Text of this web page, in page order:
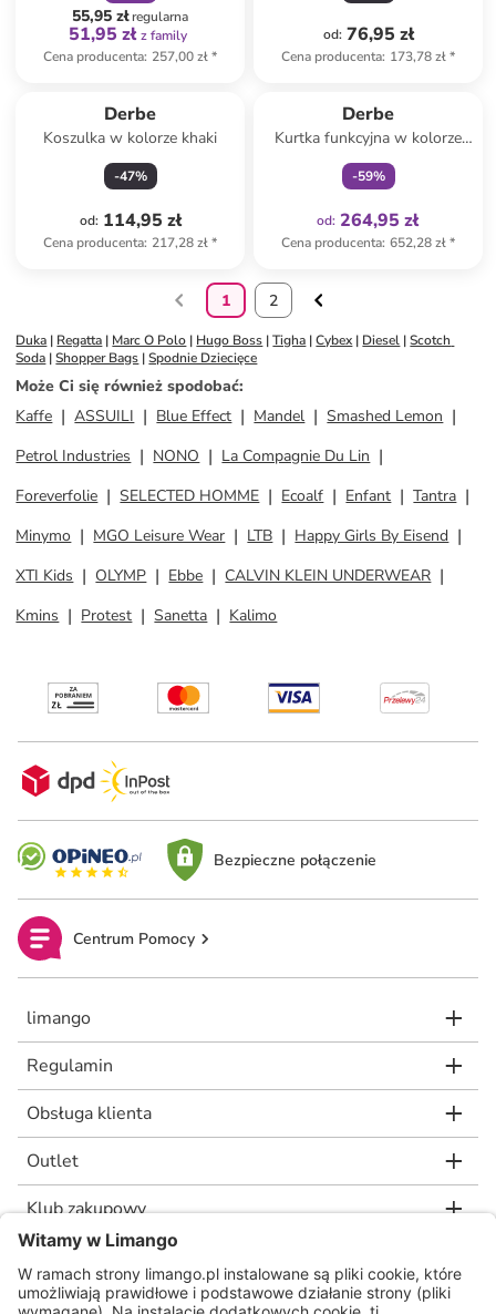
55,95 złregularna
51,95 zł z family
Cena producenta: 257,00 zł*
od: 76,95 zł
Cena producenta: 173,78 zł*
Derbe
Koszulka w kolorze khaki
-47%
od: 114,95 zł
Cena producenta: 217,28 zł*
Derbe
Kurtka funkcyjna w kolorze
khaki
-59%
od: 264,95 zł
Cena producenta: 652,28 zł*
1 2
Duka | Regatta | Marc O Polo | Hugo Boss | Tigha | Cybex | Diesel | Scotch
Soda | Shopper Bags | Spodnie Dziecięce
Może Ci się również spodobać:
Kaffe
ASSUILI Blue Effect Mandel
Smashed Lemon
Petrol Industries
NONO
La Compagnie Du Lin
Foreverfolie
SELECTED HOMME Ecoalf Enfant
Tantra
Minymo
MGO Leisure Wear LTB
Happy Girls By Eisend
XTI Kids
OLYMP Ebbe
CALVIN KLEIN UNDERWEAR
Kmins
Protest Sanetta Kalimo
Bezpieczne połączenie
Centrum Pomocy
limango
Regulamin
Obsługa klienta
Outlet
Klub zakupowy